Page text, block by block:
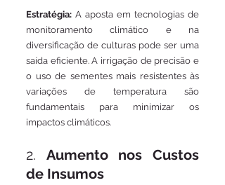
Estratégia: A aposta em tecnologias de
monitoramento climático e na
diversificação de culturas pode ser uma
saída eficiente. A irrigação de precisão e
o uso de sementes mais resistentes às
variações de temperatura são
fundamentais para minimizar os
impactos climáticos.
2. Aumento nos Custos
de Insumos